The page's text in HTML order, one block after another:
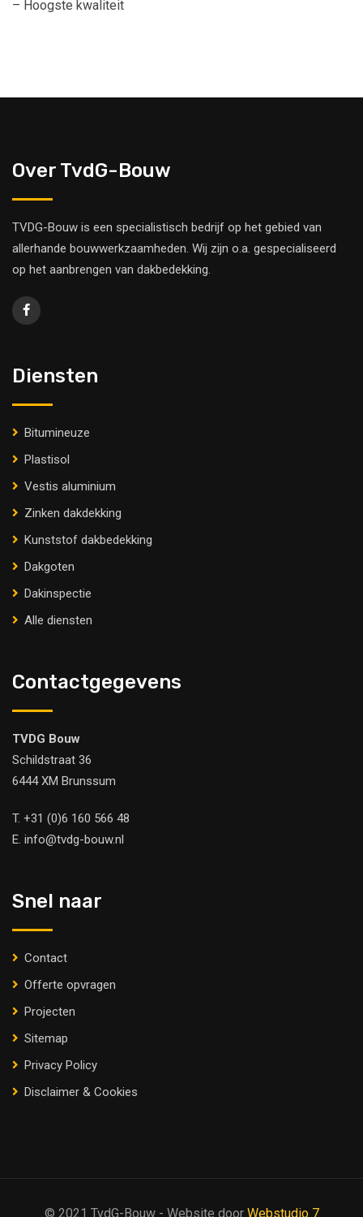
– Hoogste kwaliteit
Over TvdG-Bouw
TVDG-Bouw is een specialistisch bedrijf op het gebied van
allerhande bouwwerkzaamheden. Wij zijn o.a. gespecialiseerd
op het aanbrengen van dakbedekking.
Diensten
Bitumineuze
Plastisol
Vestis aluminium
Zinken dakdekking
Kunststof dakbedekking
Dakgoten
Dakinspectie
Alle diensten
Contactgegevens
TVDG Bouw
Schildstraat 36
6444 XM Brunssum
T. +31 (0)6 160 566 48
E. info@tvdg-bouw.nl
Snel naar
Contact
Offerte opvragen
Projecten
Sitemap
Privacy Policy
Disclaimer & Cookies
© 2021 TvdG-Bouw - Website door Webstudio 7